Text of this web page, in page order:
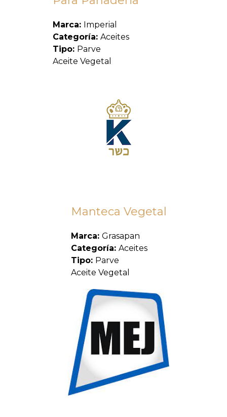
Marca: Imperial
Categoría: Aceites
Tipo: Parve
Aceite Vegetal
Manteca Vegetal
Marca: Grasapan
Categoría: Aceites
Tipo: Parve
Aceite Vegetal